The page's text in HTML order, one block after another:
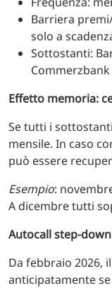
Barriera
solo a
Sottostanti:
Commerzbank
Effetto memoria:
Se tutti i sottostanti
mensile. In caso
può essere
Esempio:
A dicembre tutti
Autocall step-down
Da febbraio 2026,
anticipatamente